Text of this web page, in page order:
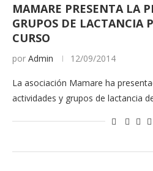
MAMARE PRESENTA LA
GRUPOS DE LACTANCIA
CURSO
por Admin 12/09/2014
La asociación Mamare ha
actividades y grupos de lactancia